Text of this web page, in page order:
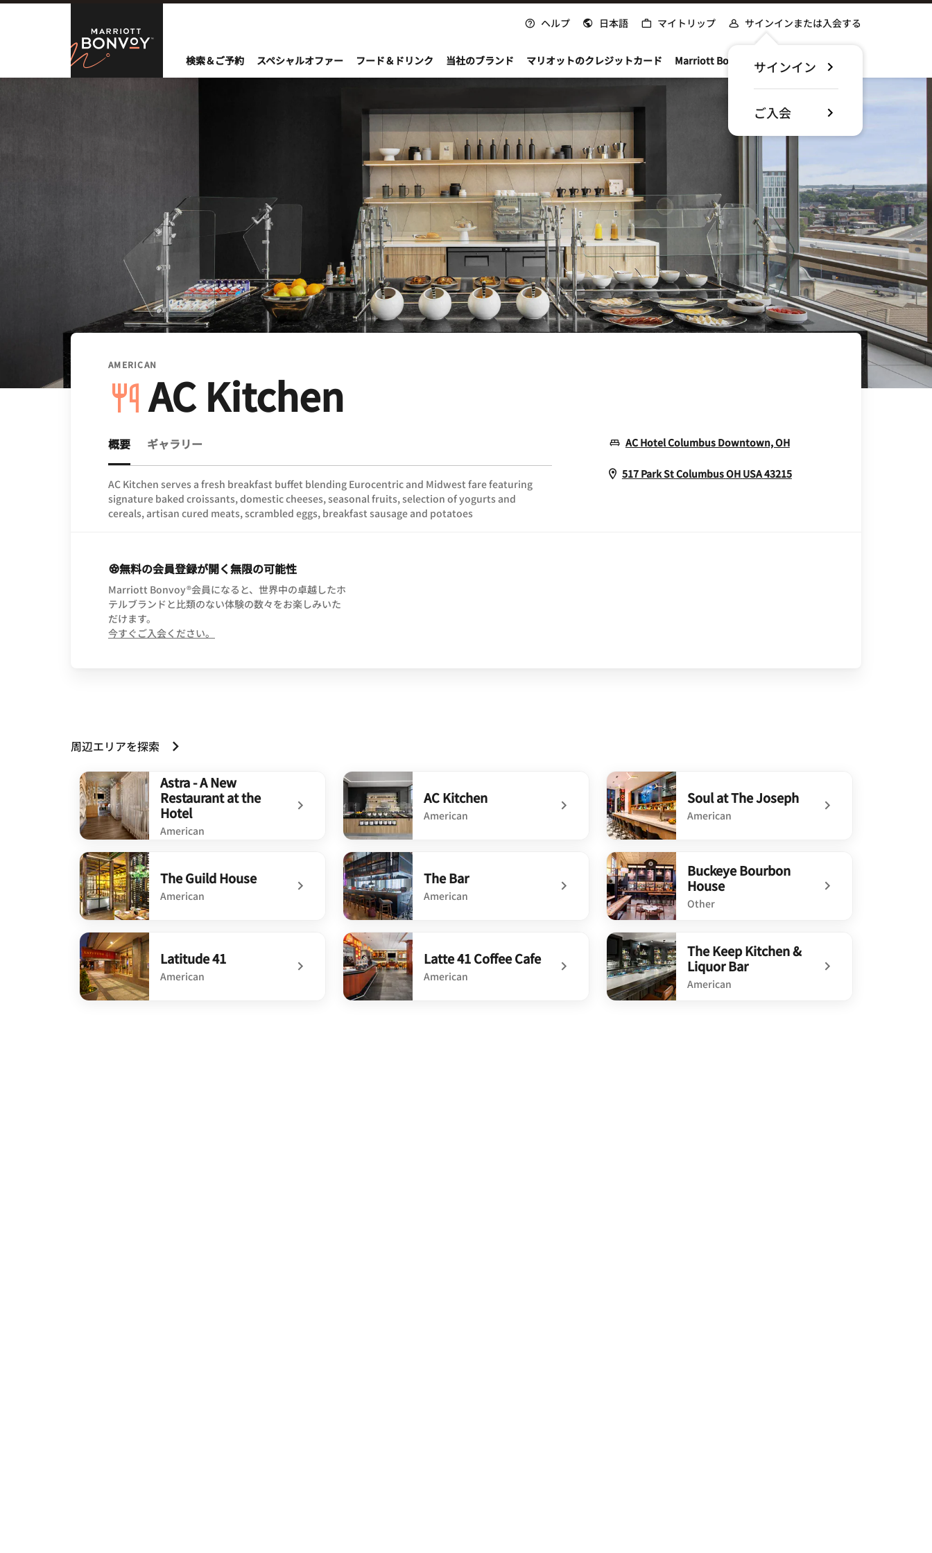
Skip to Content
Marriott Bonvoy
ヘルプ 日本語 マイトリップ サインインまたは入会する
サインイン
ご入会
検索＆ご予約 スペシャルオファー フード＆ドリンク 当社のブランド マリオットのクレジットカード Marriott Bonvoyについて
AMERICAN
AC Kitchen
概要 ギャラリー
AC Kitchen serves a fresh breakfast buffet blending Eurocentric and Midwest fare featuring
signature baked croissants, domestic cheeses, seasonal fruits, selection of yogurts and
cereals, artisan cured meats, scrambled eggs, breakfast sausage and potatoes
AC Hotel Columbus Downtown, OHOpens In New Window
517 Park StColumbusOH USA43215Opens In New Window
無料の会員登録が開く無限の可能性
Marriott Bonvoy®会員になると、世界中の卓越したホ
テルブランドと比類のない体験の数々をお楽しみいた
だけます。
今すぐご入会ください。
周辺エリアを探索
Astra - A New
Restaurant at the
Hotel
American
undefined Astra - A New Restaurant at the Hotel
AC Kitchen
American
undefined AC Kitchen
Soul at The Joseph
American
undefined Soul at The Joseph
The Guild House
American
undefined The Guild House
The Bar
American
undefined The Bar
Buckeye Bourbon
House
Other
undefined Buckeye Bourbon House
Latitude 41
American
Latte 41 Coffee Cafe
American
The Keep Kitchen &
Liquor Bar
American